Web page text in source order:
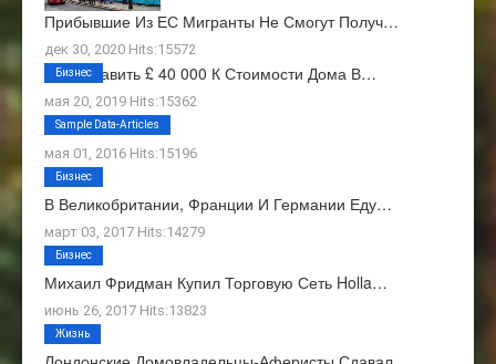
Прибывшие Из ЕС Мигранты Не Смогут Получ…
дек 30, 2020 Hits:15572
Как Добавить £ 40 000 К Стоимости Дома В…
мая 20, 2019 Hits:15362
Бизнес
О Нас
мая 01, 2016 Hits:15196
Sample Data-Articles
В Великобритании, Франции И Германии Еду…
март 03, 2017 Hits:14279
Бизнес
Михаил Фридман Купил Торговую Сеть Holla…
июнь 26, 2017 Hits:13823
Бизнес
Жизнь